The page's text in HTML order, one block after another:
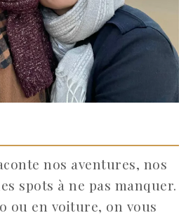
nos aventures, nos
spots à ne pas manquer.
ou en voiture, on vous